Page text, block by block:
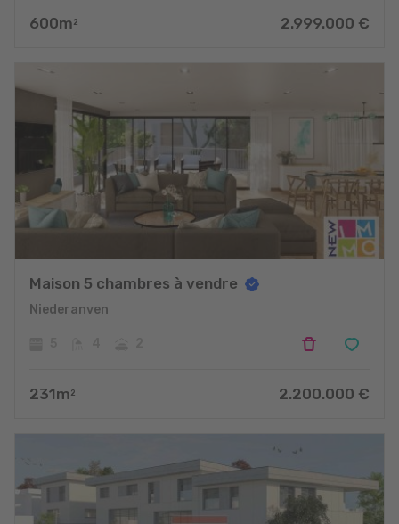
600m 2 2.999.000 €
Maison 5 chambres à vendre
Niederanven
231m 2 2.200.000 €